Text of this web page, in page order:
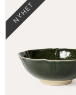
NYHET